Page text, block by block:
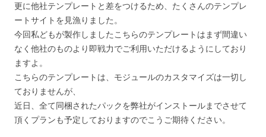
更に他社テンプレートと差をつけるため、たくさんのテンプレ
ートサイトを見漁りました。
今回私どもが製作しましたこちらのテンプレートはまず間違い
なく他社のものより即戦力でご利用いただけるようにしており
ますよ。
こちらのテンプレートは、モジュールのカスタマイズは一切し
ておりませんが、
近日、全て同梱されたパックを弊社がインストールまでさせて
頂くプランも予定しておりますのでこうご期待ください。